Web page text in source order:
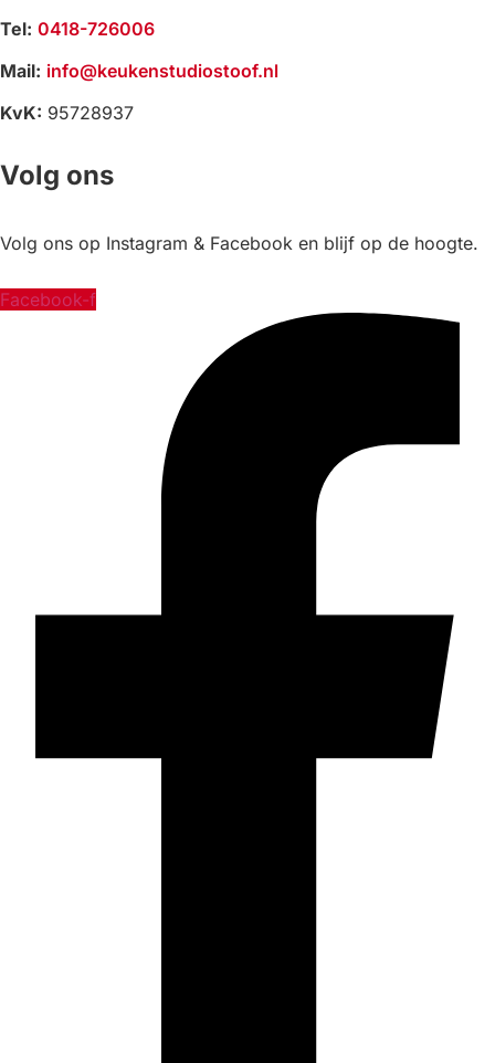
Tel: 0418-726006
Mail: info@keukenstudiostoof.nl
KvK: 95728937
Volg ons
Volg ons op Instagram & Facebook en blijf op de hoogte.
Facebook-f